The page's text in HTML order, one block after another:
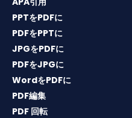
PPTをPDFに
PDFをPPTに
JPGをPDFに
PDFをJPGに
WordをPDFに
PDF編集
PDF 回転